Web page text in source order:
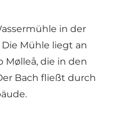
in der
Die Mühle liegt an
die in den
Bach fließt durch